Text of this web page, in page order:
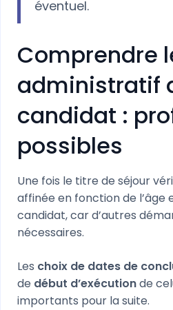
éventuel.
Comprendre
administratif
candidat :
possibles
Une fois le titre de séjour
affinée en fonction de l’âge
candidat, car d’autres
nécessaires.
Les choix de dates de
de début d’exécutionde
importants pour la suite.